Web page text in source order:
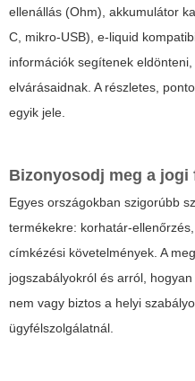
ellenállás (Ohm), akkumulátor
C, mikro-USB), e-liquid
információk segítenek
elvárásaidnak. A részletes,
egyik jele.
Bizonyosodj meg a jogi
Egyes országokban szigorúbb
termékekre: korhatár-
címkézési követelmények. A
jogszabályokról és arról,
nem vagy biztos a helyi
ügyfélszolgálatnál.